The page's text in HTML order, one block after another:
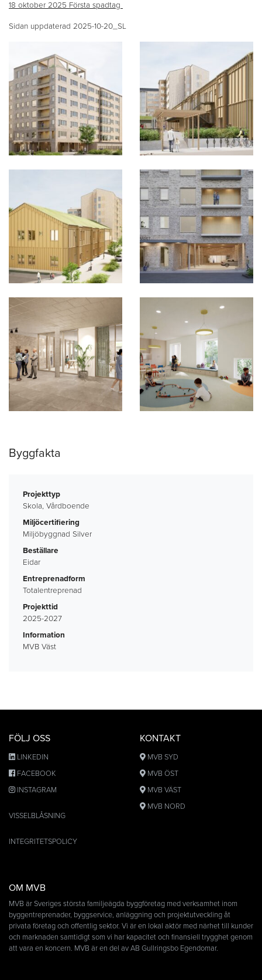
18 oktober 2025 Första spadtag
Sidan uppdaterad 2025-10-20_SL
Byggfakta
Projekttyp
Skola, Vårdboende
Miljöcertifiering
Miljöbyggnad Silver
Beställare
Eidar
Entreprenadform
Totalentreprenad
Projekttid
2025-2027
Information
MVB Väst
FÖLJ OSS
LINKEDIN
FACEBOOK
INSTAGRAM
VISSELBLÅSNING
INTEGRITETSPOLICY
KONTAKT
MVB SYD
MVB ÖST
MVB VÄST
MVB NORD
OM MVB
MVB är Sveriges största familjeägda byggföretag med verksamhet inom
byggentreprenader, byggservice, anläggning och projektutveckling åt
privata företag och offentlig sektor. Vi är en lokal aktör med närhet till kunder
och marknaden samtidigt som vi har kapacitet och finansiell trygghet genom
att vara en koncern. MVB är en del av AB Gullringsbo Egendomar.